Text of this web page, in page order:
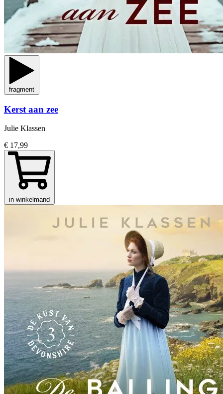
fragment
Kerst aan zee
Julie Klassen
€ 17,99
in winkelmand